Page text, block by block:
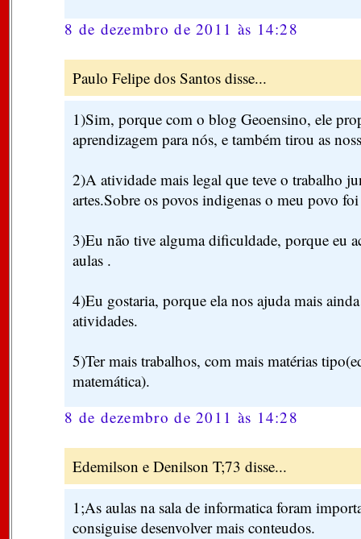
8 de dezembro de 2011 às 14:28
Paulo Felipe dos Santos disse...
1)Sim, porque com o blog Geoensino, ele
aprendizagem para nós, e também tirou as
2)A atividade mais legal que teve o trabalho
artes.Sobre os povos indigenas o meu povo
3)Eu não tive alguma dificuldade, porque eu
aulas .
4)Eu gostaria, porque ela nos ajuda mais ainda
atividades.
5)Ter mais trabalhos, com mais matérias
matemática).
8 de dezembro de 2011 às 14:28
Edemilson e Denilson T;73 disse...
1;As aulas na sala de informatica foram
consiguise desenvolver mais conteudos.